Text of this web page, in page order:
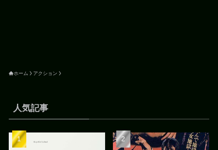
ホーム アクション
人気記事